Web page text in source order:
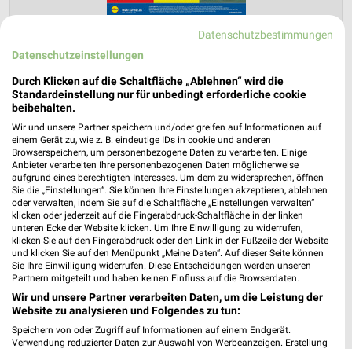
den 03.08.
Gültig von 03. Aug. bis 08. Aug.
📅 Kalendereintrag erstellen
PROSPEKT BLÄTTERN
WEIN ANGEBOTE AB FREITAG BLUMEN HANDY & SMARTPHONE
Datenschutzbestimmungen
Datenschutzeinstellungen
Durch Klicken auf die Schaltfläche „Ablehnen“ wird die
Standardeinstellung nur für unbedingt erforderliche cookie
beibehalten.
Wir und unsere Partner speichern und/oder greifen auf Informationen auf
einem Gerät zu, wie z. B. eindeutige IDs in cookie und anderen
Browserspeichern, um personenbezogene Daten zu verarbeiten. Einige
Anbieter verarbeiten Ihre personenbezogenen Daten möglicherweise
aufgrund eines berechtigten Interesses. Um dem zu widersprechen, öffnen
Sie die „Einstellungen“. Sie können Ihre Einstellungen akzeptieren, ablehnen
oder verwalten, indem Sie auf die Schaltfläche „Einstellungen verwalten“
klicken oder jederzeit auf die Fingerabdruck-Schaltfläche in der linken
unteren Ecke der Website klicken. Um Ihre Einwilligung zu widerrufen,
klicken Sie auf den Fingerabdruck oder den Link in der Fußzeile der Website
und klicken Sie auf den Menüpunkt „Meine Daten“. Auf dieser Seite können
Sie Ihre Einwilligung widerrufen. Diese Entscheidungen werden unseren
Partnern mitgeteilt und haben keinen Einfluss auf die Browserdaten.
Wir und unsere Partner verarbeiten Daten, um die Leistung der
Website zu analysieren und Folgendes zu tun:
Speichern von oder Zugriff auf Informationen auf einem Endgerät.
Verwendung reduzierter Daten zur Auswahl von Werbeanzeigen. Erstellung